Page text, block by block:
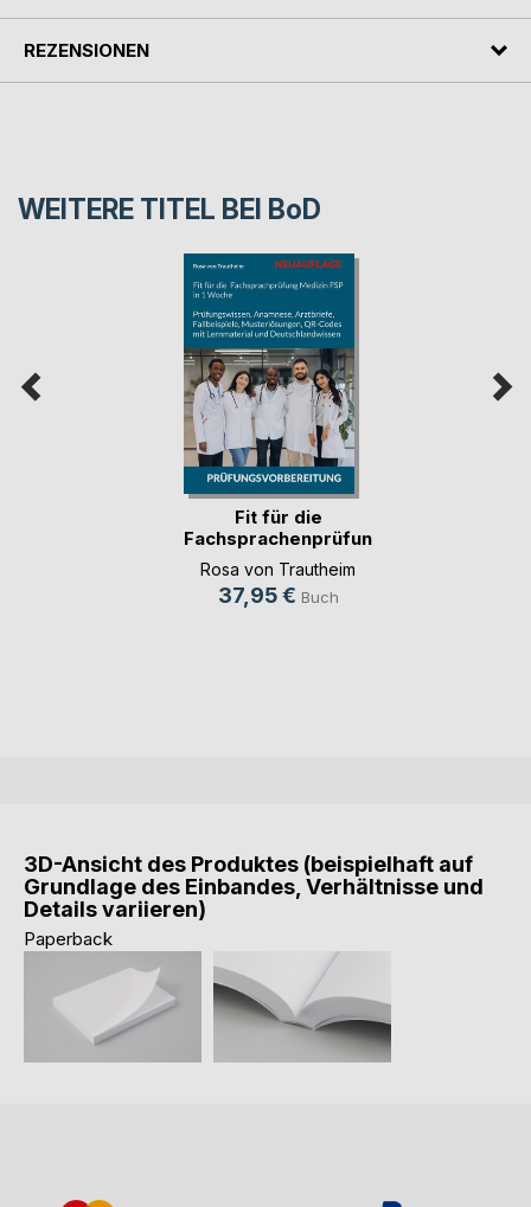
REZENSIONEN
WEITERE TITEL BEI BoD
Fit für die
Fachsprachenprüfung
Me(...)
Rosa von Trautheim
37,95 € Buch
3D-Ansicht des Produktes (beispielhaft auf
Grundlage des Einbandes, Verhältnisse und
Details variieren)
Paperback